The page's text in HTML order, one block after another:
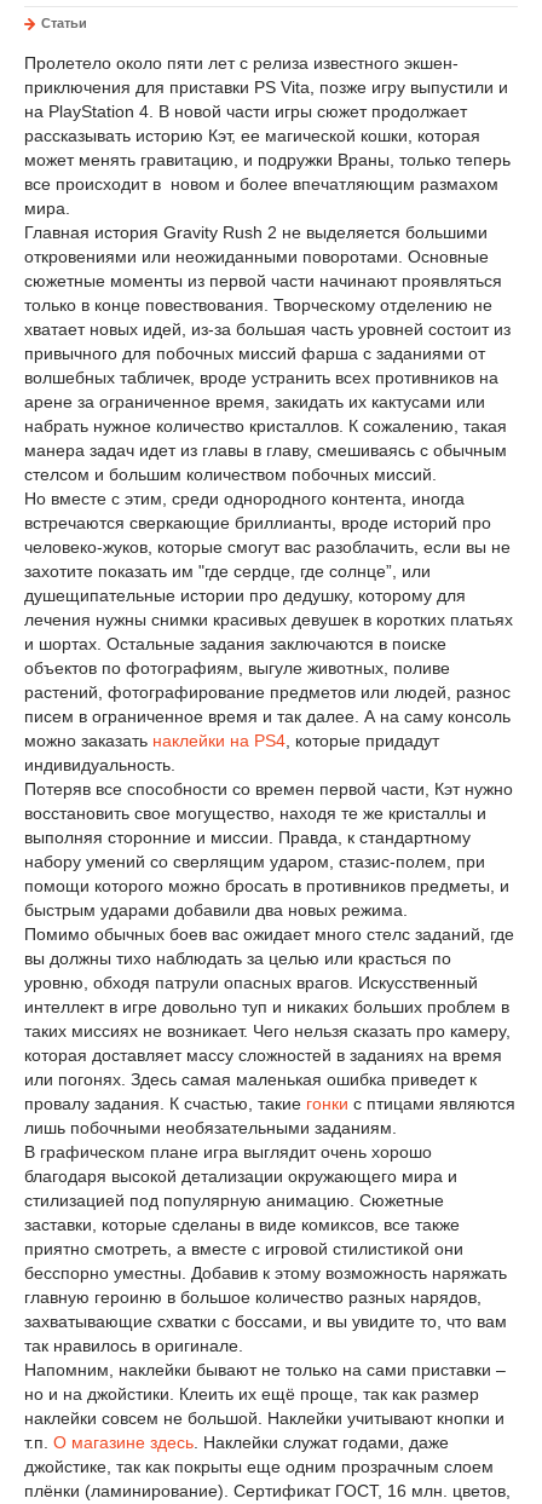
Статьи
Пролетело около пяти лет с релиза известного экшен-
приключения для приставки PS Vita, позже игру выпустили и
на PlayStation 4. В новой части игры сюжет продолжает
рассказывать историю Кэт, ее магической кошки, которая
может менять гравитацию, и подружки Враны, только теперь
все происходит в новом и более впечатляющим размахом
мира.
Главная история Gravity Rush 2 не выделяется большими
откровениями или неожиданными поворотами. Основные
сюжетные моменты из первой части начинают проявляться
только в конце повествования. Творческому отделению не
хватает новых идей, из-за большая часть уровней состоит из
привычного для побочных миссий фарша с заданиями от
волшебных табличек, вроде устранить всех противников на
арене за ограниченное время, закидать их кактусами или
набрать нужное количество кристаллов. К сожалению, такая
манера задач идет из главы в главу, смешиваясь с обычным
стелсом и большим количеством побочных миссий.
Но вместе с этим, среди однородного контента, иногда
встречаются сверкающие бриллианты, вроде историй про
человеко-жуков, которые смогут вас разоблачить, если вы не
захотите показать им "где сердце, где солнце”, или
душещипательные истории про дедушку, которому для
лечения нужны снимки красивых девушек в коротких платьях
и шортах. Остальные задания заключаются в поиске
объектов по фотографиям, выгуле животных, поливе
растений, фотографирование предметов или людей, разнос
писем в ограниченное время и так далее. А на саму консоль
можно заказать наклейки на PS4 , которые придадут
индивидуальность.
Потеряв все способности со времен первой части, Кэт нужно
восстановить свое могущество, находя те же кристаллы и
выполняя сторонние и миссии. Правда, к стандартному
набору умений со сверлящим ударом, стазис-полем, при
помощи которого можно бросать в противников предметы, и
быстрым ударами добавили два новых режима.
Помимо обычных боев вас ожидает много стелс заданий, где
вы должны тихо наблюдать за целью или красться по
уровню, обходя патрули опасных врагов. Искусственный
интеллект в игре довольно туп и никаких больших проблем в
таких миссиях не возникает. Чего нельзя сказать про камеру,
которая доставляет массу сложностей в заданиях на время
или погонях. Здесь самая маленькая ошибка приведет к
провалу задания. К счастью, такие гонки с птицами являются
лишь побочными необязательными заданиям.
В графическом плане игра выглядит очень хорошо
благодаря высокой детализации окружающего мира и
стилизацией под популярную анимацию. Сюжетные
заставки, которые сделаны в виде комиксов, все также
приятно смотреть, а вместе с игровой стилистикой они
бесспорно уместны. Добавив к этому возможность наряжать
главную героиню в большое количество разных нарядов,
захватывающие схватки с боссами, и вы увидите то, что вам
так нравилось в оригинале.
Напомним, наклейки бывают не только на сами приставки –
но и на джойстики. Клеить их ещё проще, так как размер
наклейки совсем не большой. Наклейки учитывают кнопки и
т.п. О магазине здесь . Наклейки служат годами, даже
джойстике, так как покрыты еще одним прозрачным слоем
плёнки (ламинирование). Сертификат ГОСТ, 16 млн. цветов,